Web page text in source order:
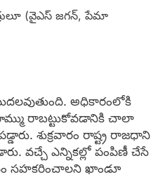
(వైఎస్‌ జగన్, పేమా
అధికారంలోకి
రాబట్టుకోవడానికి చాలా
శుక్రవారం రాష్ట్ర రాజధాని
వచ్చే ఎన్నికల్లో పంపిణీ చేసే
సహకరించాలని ఖాండూ